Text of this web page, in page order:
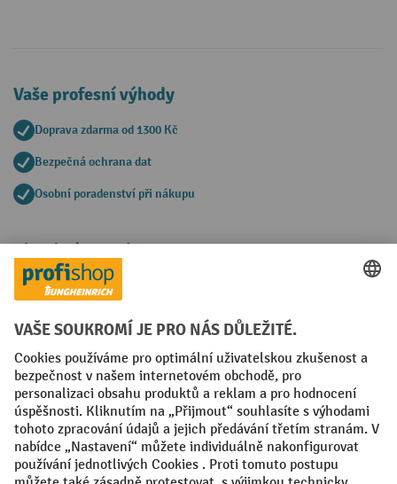
Vaše profesní výhody
Doprava zdarma od 1300 Kč
Bezpečná ochrana dat
Osobní poradenství při nákupu
Platební metody
Faktura
Sociální sítě
Facebook
YouTube
LinkedIn